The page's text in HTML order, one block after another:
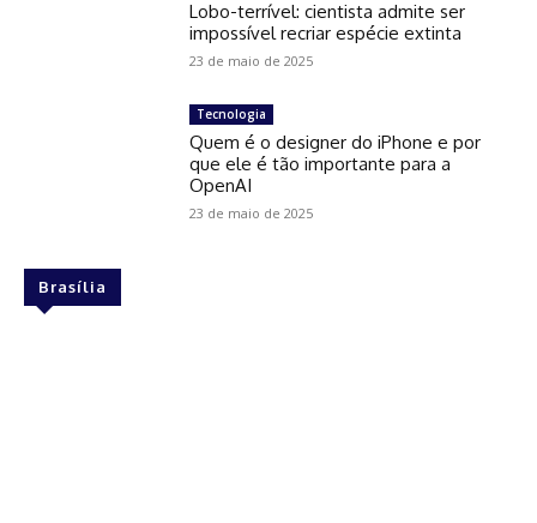
Lobo-terrível: cientista admite ser
impossível recriar espécie extinta
23 de maio de 2025
Tecnologia
Quem é o designer do iPhone e por
que ele é tão importante para a
OpenAI
23 de maio de 2025
Brasília